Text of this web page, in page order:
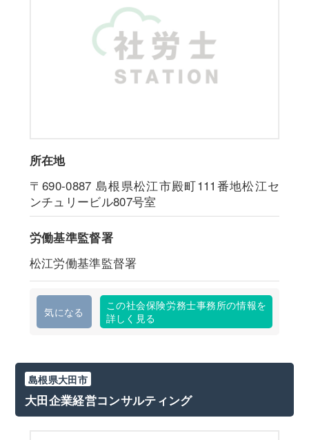
所在地
〒690-0887 島根県松江市殿町111番地松江セ
ンチュリービル807号室
労働基準監督署
松江労働基準監督署
気になる
この社会保険労務士事務所の情報を
詳しく見る
島根県大田市
大田企業経営コンサルティング